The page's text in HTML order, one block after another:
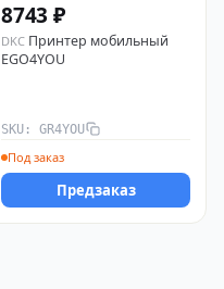
8743 ₽
DKC Принтер мобильный
EGO4YOU
SKU: GR4YOU
Под заказ
Предзаказ